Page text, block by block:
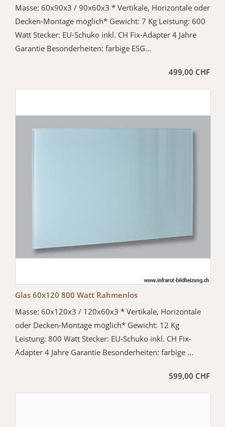
Masse: 60x90x3 / 90x60x3 * Vertikale, Horizontale oder
Decken-Montage möglich* Gewicht: 7 Kg Leistung: 600
Watt Stecker: EU-Schuko inkl. CH Fix-Adapter 4 Jahre
Garantie Besonderheiten: farbige ESG...
499,00 CHF
Glas 60x120 800 Watt Rahmenlos
Masse: 60x120x3 / 120x60x3 * Vertikale, Horizontale
oder Decken-Montage möglich* Gewicht: 12 Kg
Leistung: 800 Watt Stecker: EU-Schuko inkl. CH Fix-
Adapter 4 Jahre Garantie Besonderheiten: farbige ...
599,00 CHF